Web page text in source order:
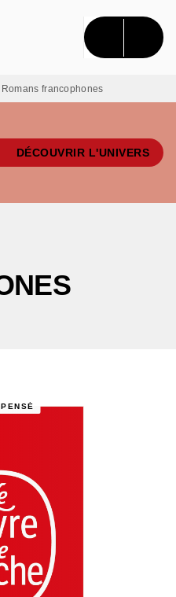
CONTENU
Romans francophones
DÉCOUVRIR L'UNIVERS